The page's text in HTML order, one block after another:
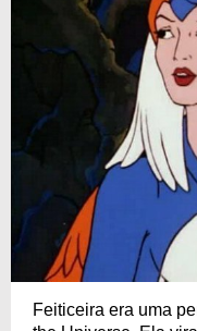
Feiticeira era uma